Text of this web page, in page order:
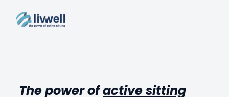
The power ofactive sitting